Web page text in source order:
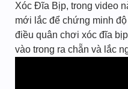
Xóc Đĩa Bịp, trong video
mới lắc để chứng minh
điều quân chơi xóc đĩa
vào trong ra chẵn và lắc